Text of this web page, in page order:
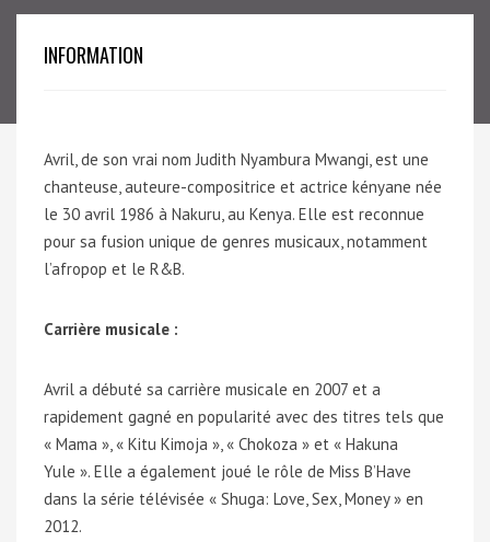
INFORMATION
Avril, de son vrai nom Judith Nyambura Mwangi, est une
chanteuse, auteure-compositrice et actrice kényane née
le 30 avril 1986 à Nakuru, au Kenya. Elle est reconnue
pour sa fusion unique de genres musicaux, notamment
l’afropop et le R&B.
Carrière musicale :
Avril a débuté sa carrière musicale en 2007 et a
rapidement gagné en popularité avec des titres tels que
« Mama », « Kitu Kimoja », « Chokoza » et « Hakuna
Yule ». Elle a également joué le rôle de Miss B’Have
dans la série télévisée « Shuga: Love, Sex, Money » en
2012.